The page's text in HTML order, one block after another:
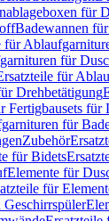
für
Badewannen
für
für
für
Drehbetätigung
Fertigbausets
für
Zubehör
für Bidets
Elemente für
für
Geschirrspüler